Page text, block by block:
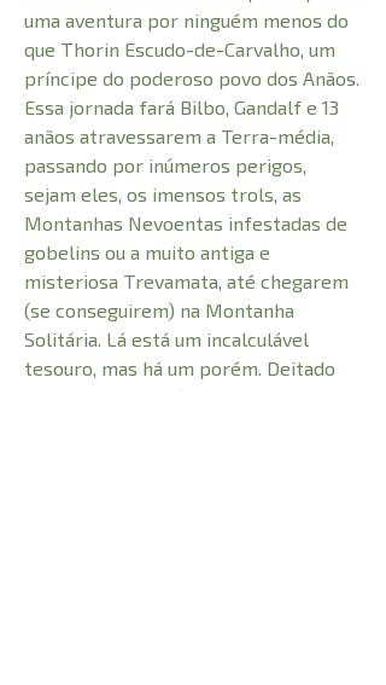
uma aventura por ninguém menos do
que Thorin Escudo-de-Carvalho, um
príncipe do poderoso povo dos Anãos.
Essa jornada fará Bilbo, Gandalf e 13
anãos atravessarem a Terra-média,
passando por inúmeros perigos,
sejam eles, os imensos trols, as
Montanhas Nevoentas infestadas de
gobelins ou a muito antiga e
misteriosa Trevamata, até chegarem
(se conseguirem) na Montanha
Solitária. Lá está um incalculável
tesouro, mas há um porém. Deitado
em cima dele está Smaug, o Dourado,